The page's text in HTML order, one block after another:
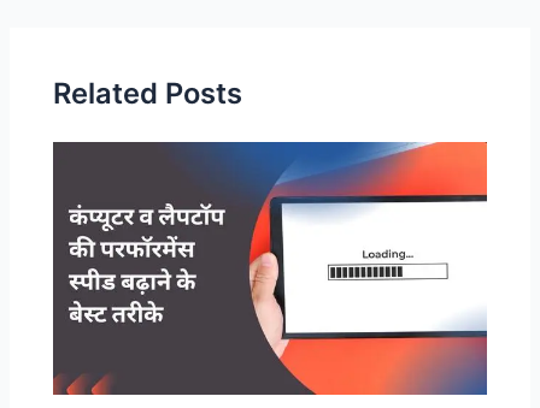
Related Posts